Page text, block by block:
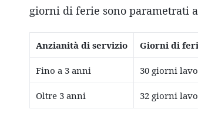
giorni di ferie sono parametrati
Anzianità di servizio Giorni di
Fino a 3 anni 30 giorni
Oltre 3 anni 32 giorni